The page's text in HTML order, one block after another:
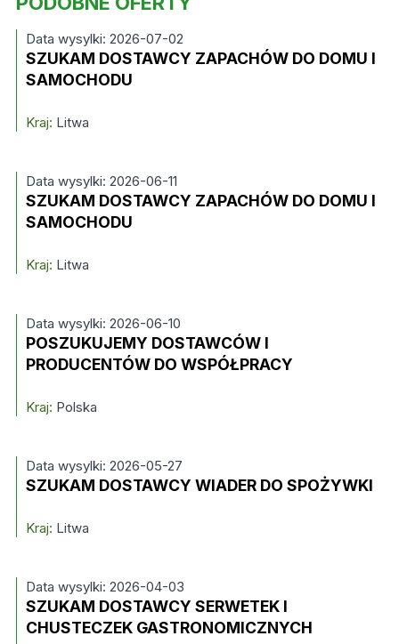
Data wysylki: 2026-07-02
SZUKAM DOSTAWCY ZAPACHÓW DO DOMU I
SAMOCHODU
Kraj: Litwa
Data wysylki: 2026-06-11
SZUKAM DOSTAWCY ZAPACHÓW DO DOMU I
SAMOCHODU
Kraj: Litwa
Data wysylki: 2026-06-10
POSZUKUJEMY DOSTAWCÓW I
PRODUCENTÓW DO WSPÓŁPRACY
Kraj: Polska
Data wysylki: 2026-05-27
SZUKAM DOSTAWCY WIADER DO SPOŻYWKI
Kraj: Litwa
Data wysylki: 2026-04-03
SZUKAM DOSTAWCY SERWETEK I
CHUSTECZEK GASTRONOMICZNYCH